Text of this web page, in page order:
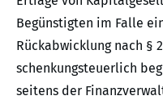
Begünstigten im Falle
Rückabwicklung nach §
schenkungsteuerlich
seitens der